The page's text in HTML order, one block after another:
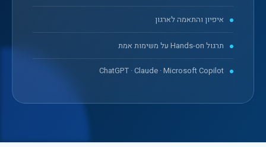
איפיון והתאמה לארגון
תרגול Hands-on על משימות אמת
ChatGPT · Claude · Microsoft Copilot